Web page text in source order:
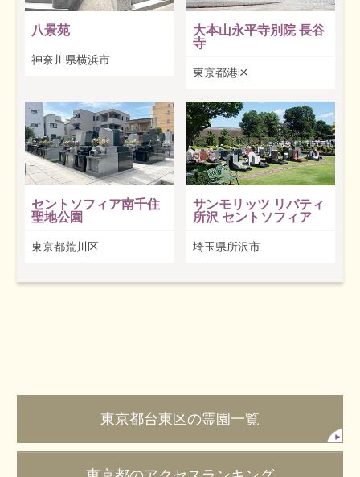
八景苑
神奈川県横浜市
大本山永平寺別院 長谷
寺
東京都港区
セントソフィア南千住
聖地公園
東京都荒川区
サンモリッツ リバティ
所沢 セントソフィア
埼玉県所沢市
東京都台東区の霊園一覧